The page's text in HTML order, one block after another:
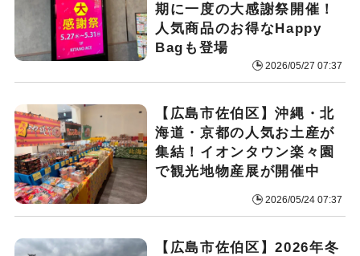
期に一度の大感謝祭開催！
人気商品のお得なHappy
Bagも登場
2026/05/27 07:37
【広島市佐伯区】沖縄・北
海道・京都の人気お土産が
集結！イオンタウン楽々園
で観光地物産展が開催中
2026/05/24 07:37
【広島市佐伯区】2026年冬